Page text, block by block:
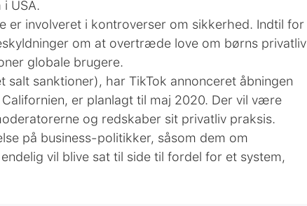
USA.
er involveret i kontroverser om sikkerhed. Indtil for
om at overtræde love om børns privatliv
globale brugere.
sanktioner), har TikTok annonceret åbningen
er planlagt til maj 2020. Der vil være
og redskaber sit privatliv praksis.
på business-politikker, såsom dem om
vil blive sat til side til fordel for et system,